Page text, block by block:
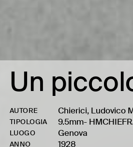
Un
AUTORE Chierici, Ludovico
TIPOLOGIA 9.5mm-
LUOGO Genova
ANNO 1928